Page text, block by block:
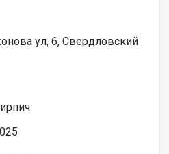
ул, 6, Свердловский